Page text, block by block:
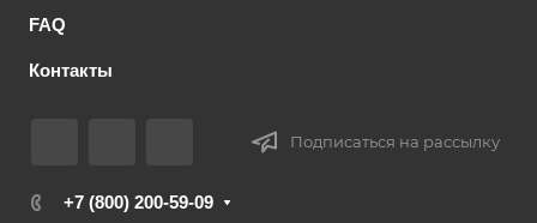
FAQ
Контакты
Подписаться на рассылку
+7 (800) 200-59-09